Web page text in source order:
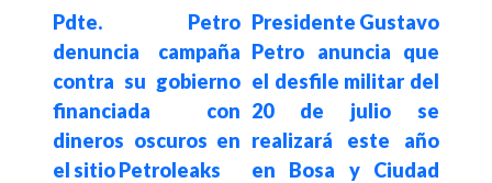
Pdte. Petro
denuncia campaña
contra su gobierno
financiada con
dineros oscuros en
el sitio Petroleaks
Presidente Gustavo
Petro anuncia que
el desfile militar del
20 de julio se
realizará este año
en Bosa y Ciudad